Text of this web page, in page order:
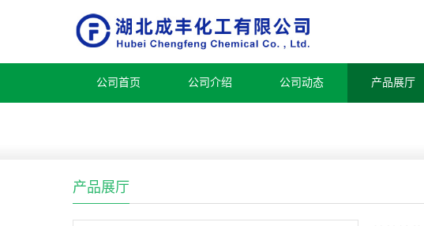
公司首页 公司介绍 公司动态 产品展厅
产品展厅